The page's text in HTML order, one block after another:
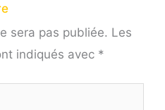
sera pas publiée. Les
indiqués avec *